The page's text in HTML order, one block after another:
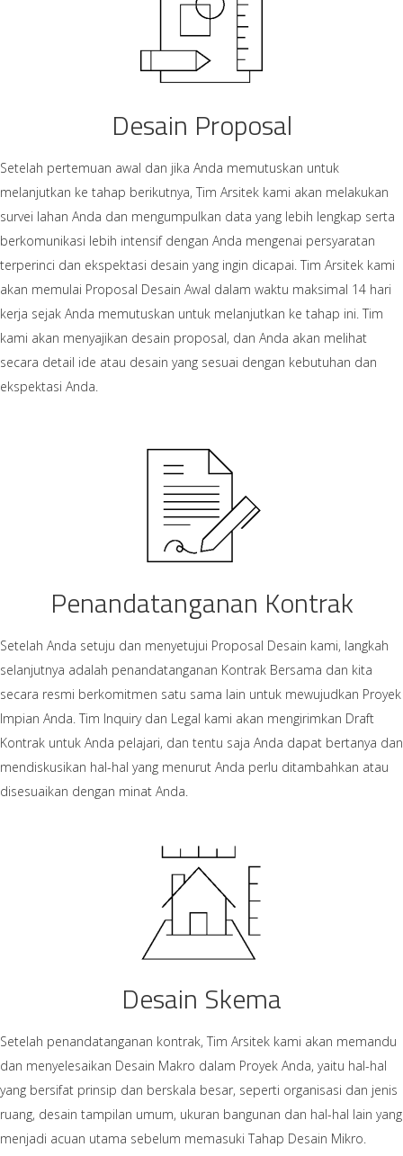
Desain Proposal
Setelah pertemuan awal dan jika Anda memutuskan untuk
melanjutkan ke tahap berikutnya, Tim Arsitek kami akan melakukan
survei lahan Anda dan mengumpulkan data yang lebih lengkap serta
berkomunikasi lebih intensif dengan Anda mengenai persyaratan
terperinci dan ekspektasi desain yang ingin dicapai. Tim Arsitek kami
akan memulai Proposal Desain Awal dalam waktu maksimal 14 hari
kerja sejak Anda memutuskan untuk melanjutkan ke tahap ini. Tim
kami akan menyajikan desain proposal, dan Anda akan melihat
secara detail ide atau desain yang sesuai dengan kebutuhan dan
ekspektasi Anda.
Penandatanganan Kontrak
Setelah Anda setuju dan menyetujui Proposal Desain kami, langkah
selanjutnya adalah penandatanganan Kontrak Bersama dan kita
secara resmi berkomitmen satu sama lain untuk mewujudkan Proyek
Impian Anda. Tim Inquiry dan Legal kami akan mengirimkan Draft
Kontrak untuk Anda pelajari, dan tentu saja Anda dapat bertanya dan
mendiskusikan hal-hal yang menurut Anda perlu ditambahkan atau
disesuaikan dengan minat Anda.
Desain Skema
Setelah penandatanganan kontrak, Tim Arsitek kami akan memandu
dan menyelesaikan Desain Makro dalam Proyek Anda, yaitu hal-hal
yang bersifat prinsip dan berskala besar, seperti organisasi dan jenis
ruang, desain tampilan umum, ukuran bangunan dan hal-hal lain yang
menjadi acuan utama sebelum memasuki Tahap Desain Mikro.